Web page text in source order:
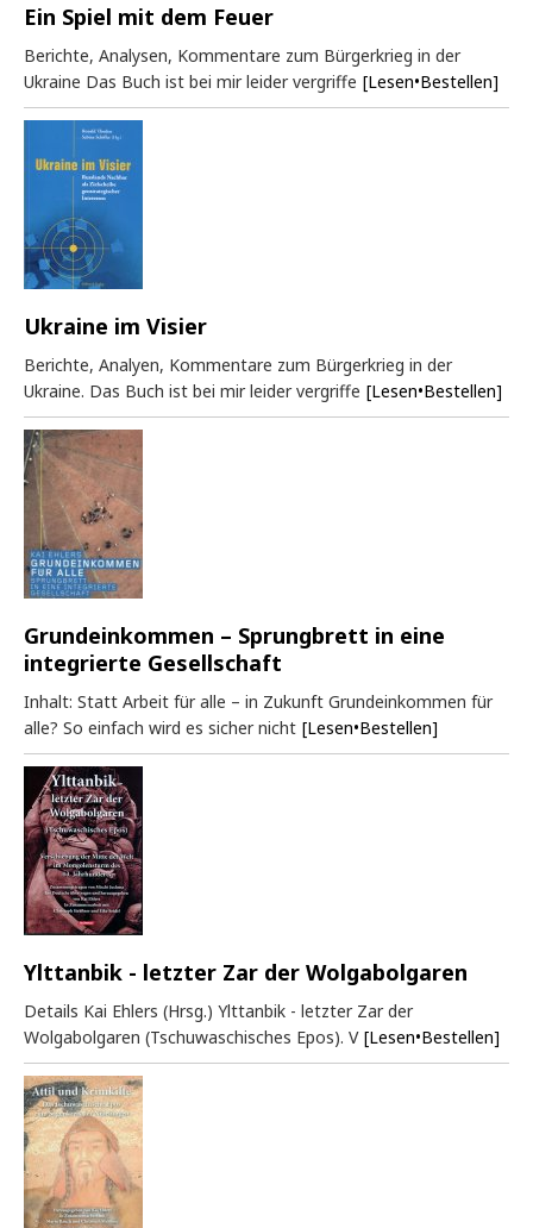
Ein Spiel mit dem Feuer
Berichte, Analysen, Kommentare zum Bürgerkrieg in der
Ukraine Das Buch ist bei mir leider vergriffe [Lesen•Bestellen]
Ukraine im Visier
Berichte, Analyen, Kommentare zum Bürgerkrieg in der
Ukraine. Das Buch ist bei mir leider vergriffe [Lesen•Bestellen]
Grundeinkommen – Sprungbrett in eine
integrierte Gesellschaft
Inhalt: Statt Arbeit für alle – in Zukunft Grundeinkommen für
alle? So einfach wird es sicher nicht [Lesen•Bestellen]
Ylttanbik - letzter Zar der Wolgabolgaren
Details Kai Ehlers (Hrsg.) Ylttanbik - letzter Zar der
Wolgabolgaren (Tschuwaschisches Epos). V [Lesen•Bestellen]